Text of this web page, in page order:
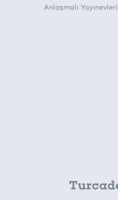
Anlaşmalı Yayınevleri